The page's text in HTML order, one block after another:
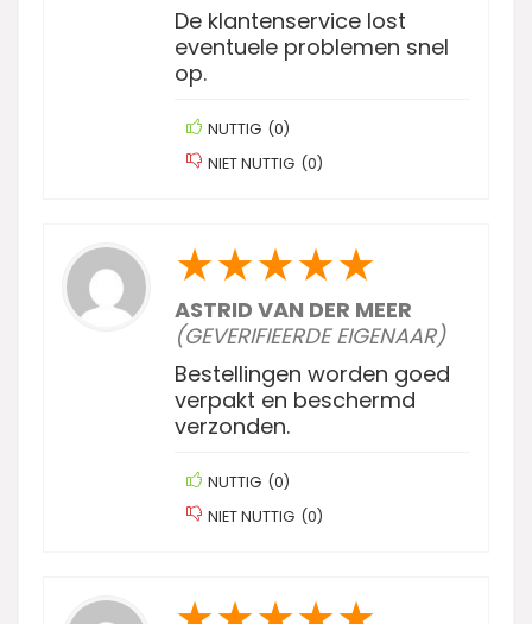
De klantenservice lost
eventuele problemen snel
op.
NUTTIG (0)
NIET NUTTIG (0)
★★★★★
ASTRID VAN DER MEER
(GEVERIFIEERDE EIGENAAR)
Bestellingen worden goed
verpakt en beschermd
verzonden.
NUTTIG (0)
NIET NUTTIG (0)